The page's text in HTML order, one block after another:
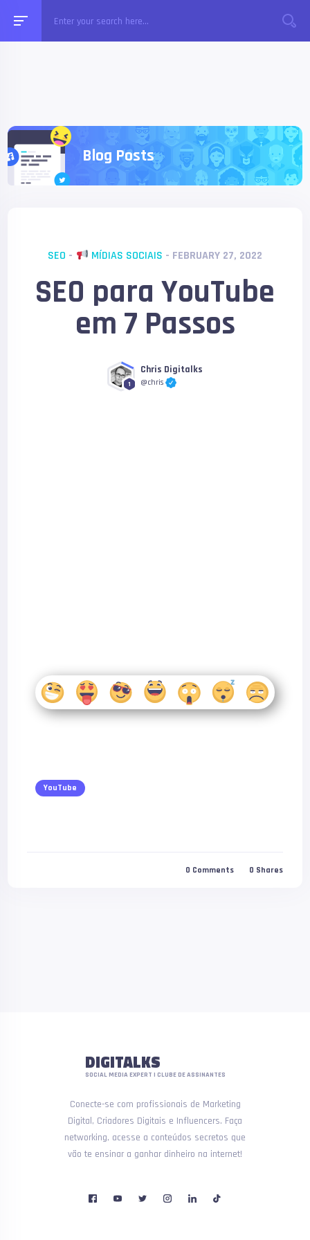
Blog Posts
SEO - MÍDIAS SOCIAIS - FEBRUARY 27, 2022
SEO para YouTube
em 7 Passos
1
Chris Digitalks
@chris
YouTube
0 Comments 0 Shares
DIGITALKS
SOCIAL MEDIA EXPERT | CLUBE DE ASSINANTES
Conecte-se com profissionais de Marketing
Digital, Criadores Digitais e Influencers. Faça
networking, acesse a conteúdos secretos que
vão te ensinar a ganhar dinheiro na internet!